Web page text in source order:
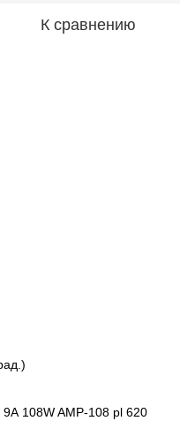
К сравнению
9А 108W AMP-108 pl 620